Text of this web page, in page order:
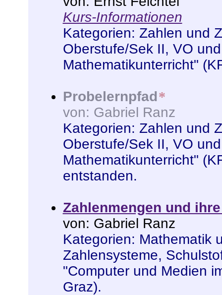
Kurs-Informationen
Kategorien: Zahlen und
Oberstufe/Sek II, VO
Mathematikunterricht"
Probelernpfad*
von: Gabriel Ranz
Kategorien: Zahlen und
Oberstufe/Sek II, VO
Mathematikunterricht"
entstanden.
Zahlenmengen und
von: Gabriel Ranz
Kategorien: Mathematik
Zahlensysteme,
"Computer und Medien
Graz).